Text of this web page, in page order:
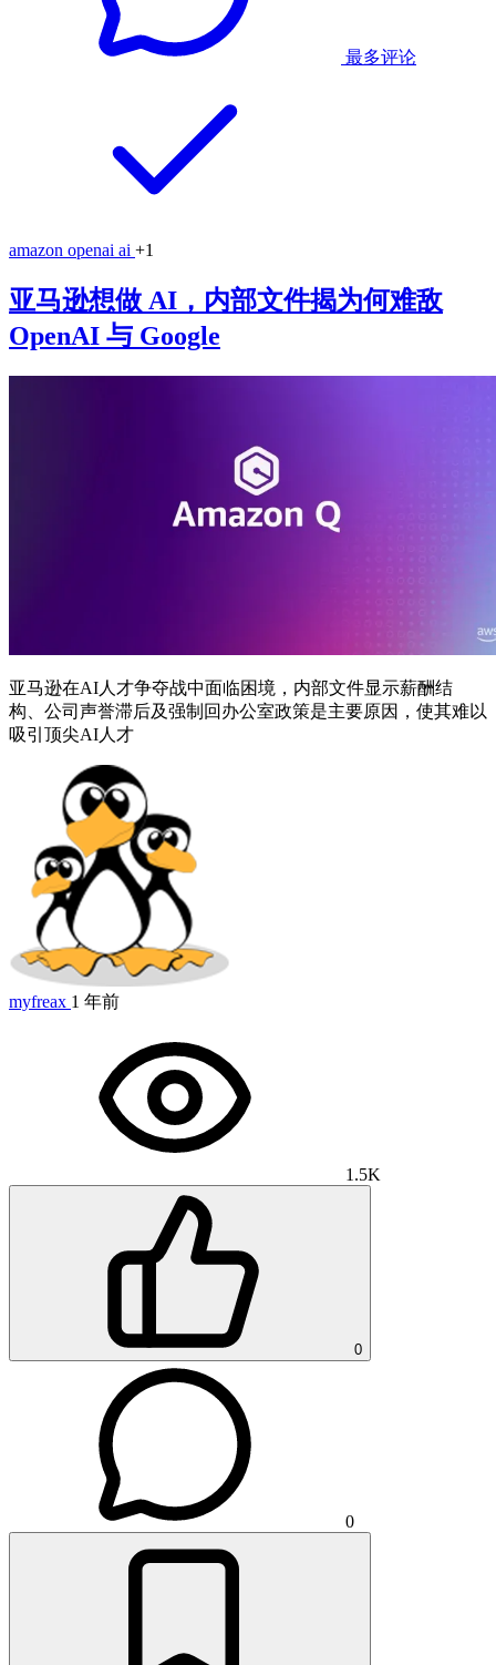
最多评论
amazon openai ai +1
亚马逊想做 AI，内部文件揭为何难敌
OpenAI 与 Google
亚马逊在AI人才争夺战中面临困境，内部文件显示薪酬结
构、公司声誉滞后及强制回办公室政策是主要原因，使其难以
吸引顶尖AI人才
myfreax 1 年前
1.5K
0
0